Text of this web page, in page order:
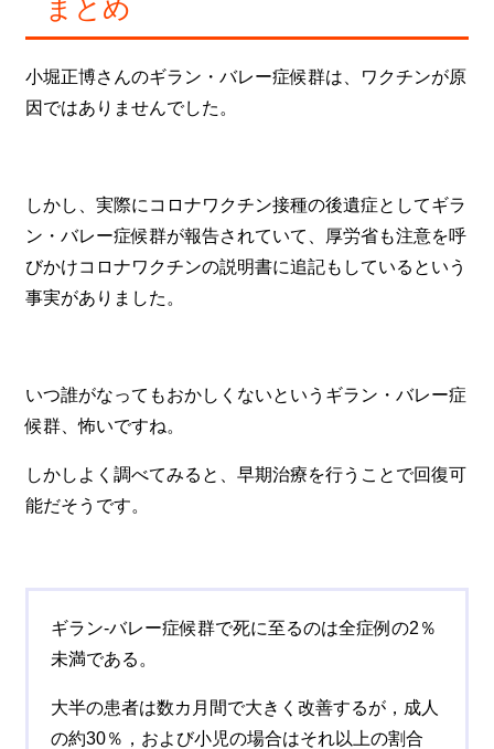
まとめ
小堀正博さんのギラン・バレー症候群は、ワクチンが原
因ではありませんでした。
しかし、実際にコロナワクチン接種の後遺症としてギラ
ン・バレー症候群が報告されていて、厚労省も注意を呼
びかけコロナワクチンの説明書に追記もしているという
事実がありました。
いつ誰がなってもおかしくないというギラン・バレー症
候群、怖いですね。
しかしよく調べてみると、早期治療を行うことで回復可
能だそうです。
ギラン-バレー症候群で死に至るのは全症例の2％
未満である。
大半の患者は数カ月間で大きく改善するが，成人
の約30％，および小児の場合はそれ以上の割合